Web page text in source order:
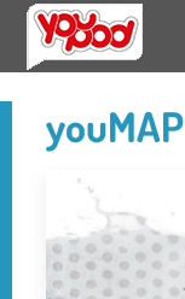
BERATUNG
youMAP